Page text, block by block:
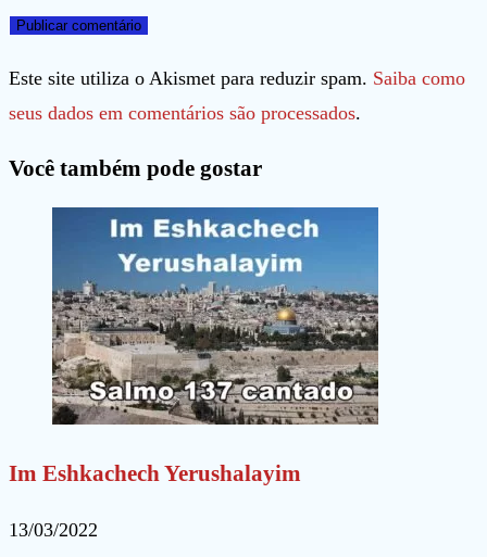
nome
de
usuário
comentar
de
e-
mail
comentar
URL
do
seu
(opcional)
Este site utiliza o Akismet para reduzir spam. Saiba como
seus dados em comentários são processados.
Você também pode gostar
Im Eshkachech Yerushalayim
13/03/2022